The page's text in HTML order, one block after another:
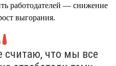
работодателей — снижение
выгорания.
считаю, что мы все